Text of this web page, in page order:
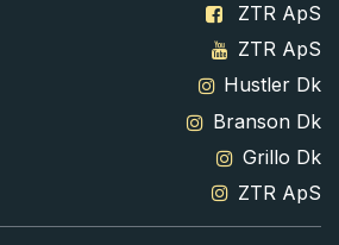
ZTR ApS
ZTR ApS
Hustler Dk
Branson Dk
Grillo Dk
ZTR ApS